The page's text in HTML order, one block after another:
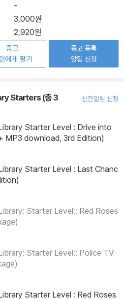
-
3,000원
2,920원
중고
에게 팔기
중고 등록
알림 신청
Starters (총 3
신간알림 신청
Starter Level : Drive into
MP3 download, 3rd Edition)
Starter Level : Last Chanc
Starter Level:: Red Roses
Starter Level:: Police TV
Starter Level : Red Roses